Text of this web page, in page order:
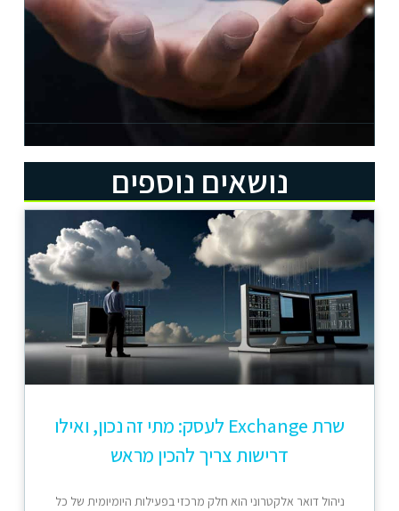
נושאים נוספים
שרת Exchange לעסק: מתי זה נכון, ואילו
דרישות צריך להכין מראש
ניהול דואר אלקטרוני הוא חלק מרכזי בפעילות היומיומית של כל